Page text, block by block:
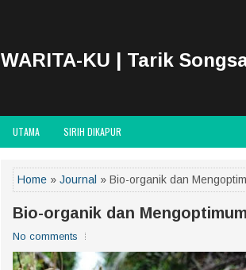
WARITA-KU | Tarik
UTAMA SIRIH DIKAPUR
Home » Journal » Bio-organik dan
Bio-organik dan
No comments